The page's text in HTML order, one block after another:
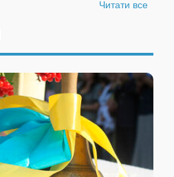
Читати все